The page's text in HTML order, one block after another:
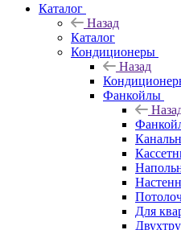
Каталог
Назад
Каталог
Кондиционеры
Назад
Фанкойлы
Для